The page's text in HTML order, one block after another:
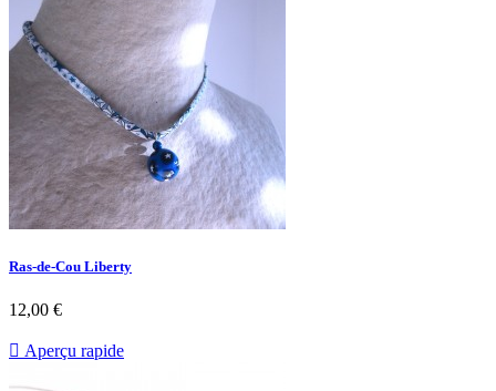
Ras-de-Cou Liberty
12,00 €
 Aperçu rapide